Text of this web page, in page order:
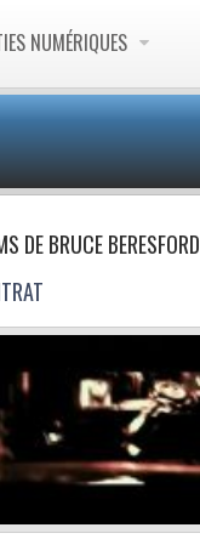
NUMÉRIQUES
DE BRUCE BERESFORD